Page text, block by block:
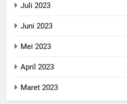
Juli 2023
Juni 2023
Mei 2023
April 2023
Maret 2023